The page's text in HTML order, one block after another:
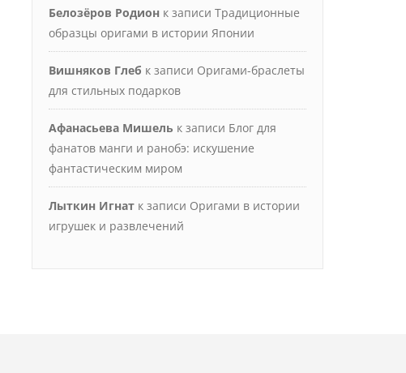
Белозёров Родион к записи Традиционные
образцы оригами в истории Японии
Вишняков Глеб к записи Оригами-браслеты
для стильных подарков
Афанасьева Мишель к записи Блог для
фанатов манги и ранобэ: искушение
фантастическим миром
Лыткин Игнат к записи Оригами в истории
игрушек и развлечений